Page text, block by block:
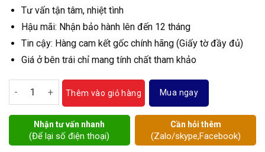
Tư vấn tận tâm, nhiệt tình
Hậu mãi: Nhận bảo hành lên đến 12 tháng
Tin cậy: Hàng cam kết gốc chính hãng (Giấy tờ đầy đủ)
Giá ở bên trái chỉ mang tính chất tham khảo
Khớp nối mềm Shinyi DN50 số lượng
Thêm vào giỏ hàng Mua ngay
Nhận tư vấn nhanh
(Để lại số điện thoại)
Cần hỏi thêm
(Zalo/skype,Facebook)